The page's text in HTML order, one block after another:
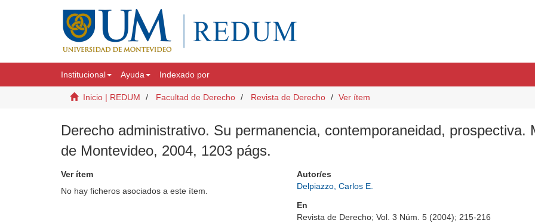
Institucional Ayuda Indexado por
Inicio | REDUM Facultad de Derecho Revista de Derecho Ver ítem
Derecho administrativo. Su permanencia, contemporaneidad, prospectiva.
de Montevideo, 2004, 1203 págs.
Ver ítem
No hay ficheros asociados a este ítem.
Autor/es
Delpiazzo, Carlos E.
En
Revista de Derecho; Vol. 3 Núm. 5 (2004); 215-216